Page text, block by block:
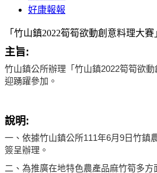
好康報報
「竹山鎮2022筍筍欲動創意料理大賽
主旨:
竹山鎮公所辦理「竹山鎮2022筍筍欲
迎踴躍參加。
說明:
一、依據竹山鎮公所111年6月9日竹鎮
簽呈辦理。
二、為推廣在地特色農產品麻竹筍多